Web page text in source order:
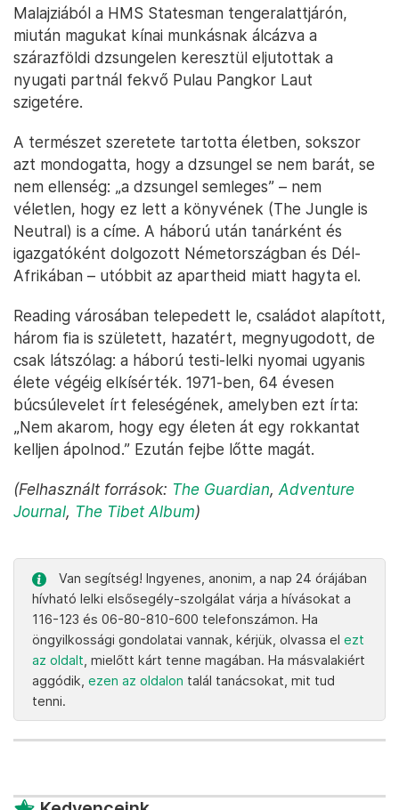
Malajziából a HMS Statesman tengeralattjárón,
miután magukat kínai munkásnak álcázva a
szárazföldi dzsungelen keresztül eljutottak a
nyugati partnál fekvő Pulau Pangkor Laut
szigetére.
A természet szeretete tartotta életben, sokszor
azt mondogatta, hogy a dzsungel se nem barát, se
nem ellenség: „a dzsungel semleges” – nem
véletlen, hogy ez lett a könyvének (The Jungle is
Neutral) is a címe. A háború után tanárként és
igazgatóként dolgozott Németországban és Dél-
Afrikában – utóbbit az apartheid miatt hagyta el.
Reading városában telepedett le, családot alapított,
három fia is született, hazatért, megnyugodott, de
csak látszólag: a háború testi-lelki nyomai ugyanis
élete végéig elkísérték. 1971-ben, 64 évesen
búcsúlevelet írt feleségének, amelyben ezt írta:
„Nem akarom, hogy egy életen át egy rokkantat
kelljen ápolnod.” Ezután fejbe lőtte magát.
(Felhasznált források: The Guardian, Adventure
Journal, The Tibet Album)
Van segítség! Ingyenes, anonim, a nap 24 órájában
hívható lelki elsősegély-szolgálat várja a hívásokat a
116-123 és 06-80-810-600 telefonszámon. Ha
öngyilkossági gondolatai vannak, kérjük, olvassa el ezt
az oldalt , mielőtt kárt tenne magában. Ha másvalakiért
aggódik, ezen az oldalon talál tanácsokat, mit tud
tenni.